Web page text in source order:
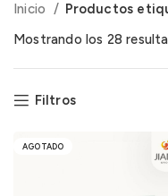
Inicio
Productos
Mostrando los 28
Filtros
AGOTADO